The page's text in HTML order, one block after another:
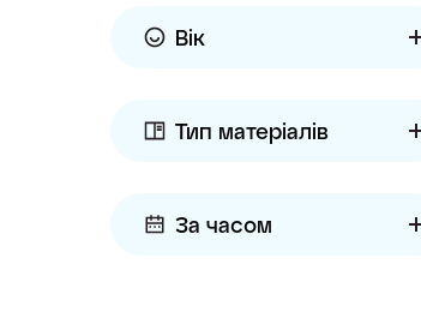
Вік
Тип матеріалів
За часом